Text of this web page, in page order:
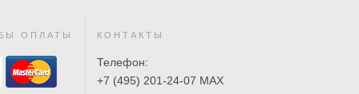
ОПЛАТЫ КОНТАКТЫ
Телефон:
+7 (495) 201-24-07 MAX